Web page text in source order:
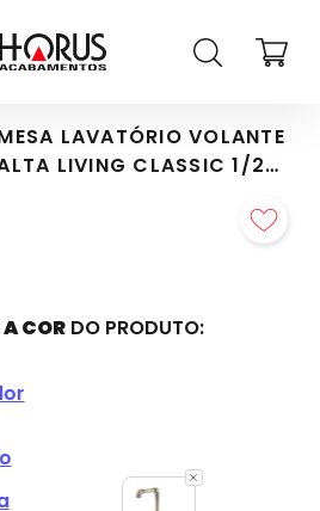
LAVATÓRIO VOLANTE
LIVING CLASSIC 1/2"
A COR DO PRODUTO: